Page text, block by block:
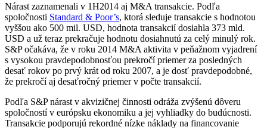
Nárast zaznamenali v 1H2014 aj M&A transakcie. Podľa
spoločnosti Standard & Poor’s, ktorá sleduje transakcie s hodnotou
vyššou ako 500 mil. USD, hodnota transakcií dosiahla 373 mld.
USD a už teraz prekračuje hodnotu dosiahnutú za celý minulý rok.
S&P očakáva, že v roku 2014 M&A aktivita v peňažnom vyjadrení
s vysokou pravdepodobnosťou prekročí priemer za posledných
desať rokov po prvý krát od roku 2007, a je dosť pravdepodobné,
že prekročí aj desaťročný priemer v počte transakcií.
Podľa S&P nárast v akvizičnej činnosti odráža zvýšenú dôveru
spoločností v európsku ekonomiku a jej vyhliadky do budúcnosti.
Transakcie podporujú rekordné nízke náklady na financovanie